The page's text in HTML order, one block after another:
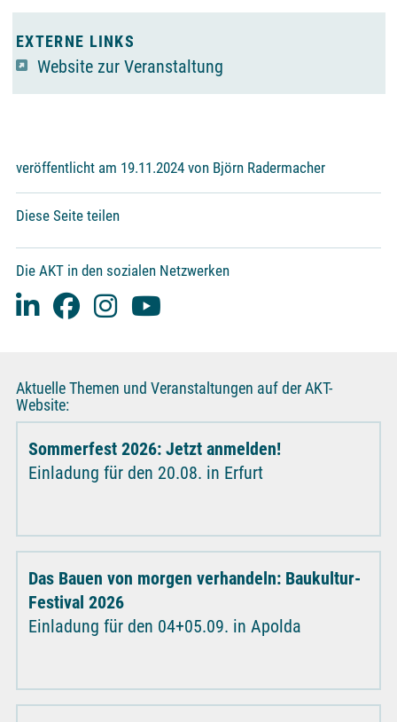
EXTERNE LINKS
Website zur Veranstaltung
veröffentlicht am 19.11.2024 von Björn Radermacher
Diese Seite teilen
Die AKT in den sozialen Netzwerken
Aktuelle Themen und Veranstaltungen auf der AKT-
Website:
Sommerfest 2026: Jetzt anmelden!
Einladung für den 20.08. in Erfurt
Das Bauen von morgen verhandeln: Baukultur-
Festival 2026
Einladung für den 04+05.09. in Apolda